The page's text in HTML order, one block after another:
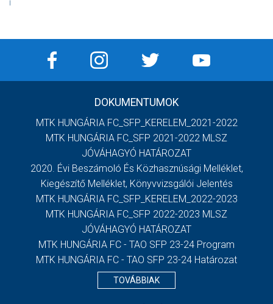
DOKUMENTUMOK
MTK HUNGÁRIA FC_SFP_KERELEM_2021-2022
MTK HUNGÁRIA FC_SFP 2021-2022 MLSZ
JÓVÁHAGYÓ HATÁROZAT
2020. Évi Beszámoló És Közhasznúsági Melléklet,
Kiegészítő Melléklet, Könyvvizsgálói Jelentés
MTK HUNGÁRIA FC_SFP_KERELEM_2022-2023
MTK HUNGÁRIA FC_SFP 2022-2023 MLSZ
JÓVÁHAGYÓ HATÁROZAT
MTK HUNGÁRIA FC - TAO SFP 23-24 Program
MTK HUNGÁRIA FC - TAO SFP 23-24 Határozat
TOVÁBBIAK